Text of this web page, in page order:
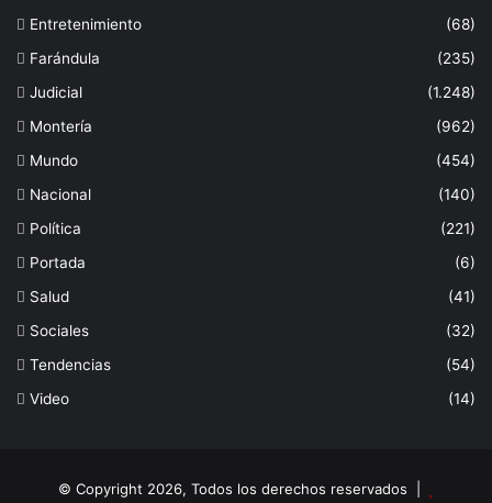
Entretenimiento
(68)
Farándula
(235)
Judicial
(1.248)
Montería
(962)
Mundo
(454)
Nacional
(140)
Política
(221)
Portada
(6)
Salud
(41)
Sociales
(32)
Tendencias
(54)
Video
(14)
© Copyright 2026, Todos los derechos reservados |